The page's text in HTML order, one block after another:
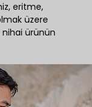
eritme,
üzere
ürünün